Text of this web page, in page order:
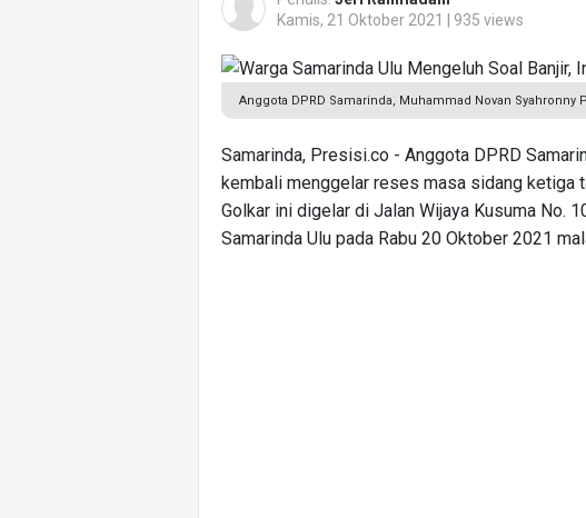
Kamis, 21 Oktober 2021 | 935 views
Anggota DPRD Samarinda, Muhammad Novan Syahronny
Samarinda, Presisi.co - Anggota DPRD
kembali menggelar reses masa sidang ketiga
Golkar ini digelar di Jalan Wijaya Kusuma No.
Samarinda Ulu pada Rabu 20 Oktober 2021